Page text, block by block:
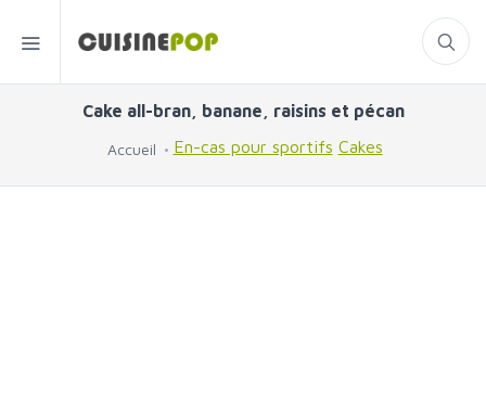
Cake all-bran, banane, raisins et pécan
Accueil En-cas pour sportifs Cakes